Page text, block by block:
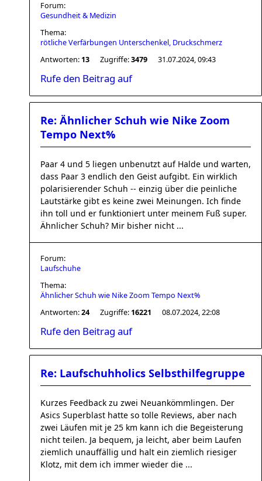
Forum:
Gesundheit & Medizin
Thema:
rötliche Verfärbungen Unterschenkel, Druckschmerz
Antworten: 13 Zugriffe:3479 31.07.2024, 09:43
Rufe den Beitrag auf
Re: Ähnlicher Schuh wie Nike Zoom
Tempo Next%
Paar 4 und 5 liegen unbenutzt auf Halde und warten,
dass Paar 3 endlich den Geist aufgibt. Ein wirklich
polarisierender Schuh -- einzig über die peinliche
Lautstärke gibt es keine zwei Meinungen. Ich finde
ihn toll und er funktioniert unter meinem Fuß super.
Ähnlicher Schuh? Mir bisher nicht ...
Forum:
Laufschuhe
Thema:
Ähnlicher Schuh wie Nike Zoom Tempo Next%
Antworten:24 Zugriffe: 16221 08.07.2024, 22:08
Rufe den Beitrag auf
Re: Laufschuhholics Selbsthilfegruppe
Kurzes Feedback zu zwei Neuankömmlingen. Der
Asics Superblast hatte so tolle Reviews, aber nach
zwei Läufen mit je 25 km kann ich die Begeisterung
nicht teilen. Ja bequem, ja leicht, aber beim Laufen
ziemlich unauffällig und halt ein ziemlich riesiger
Klotz, mit dem ich immer wieder die ...